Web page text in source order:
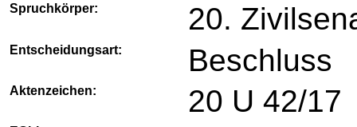
Spruchkörper: 20.
Entscheidungsart: Beschluss
Aktenzeichen: 20 U 42/17